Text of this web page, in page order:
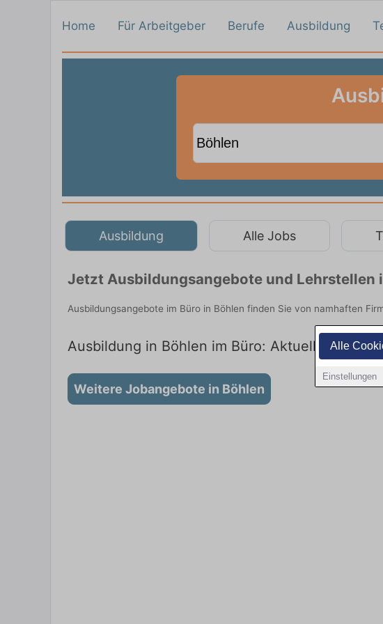
Alle
Einstellungen
Home Für Arbeitgeber Berufe Ausbildung
Ausbildung Alle Jobs
Jetzt Ausbildungsangebote und Lehrstellen
Ausbildungsangebote im Büro in Böhlen finden Sie von namhaften
Ausbildung in Böhlen im Büro: Aktuell gibt es
Weitere Jobangebote in Böhlen